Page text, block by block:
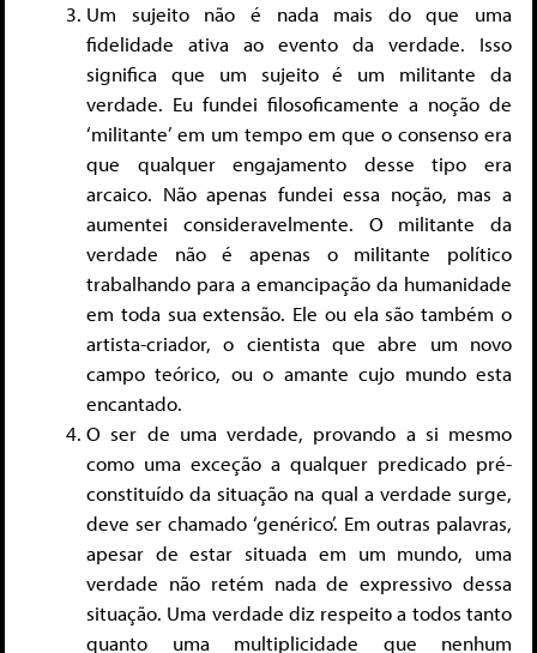
Um sujeito não é nada mais do que uma
fidelidade ativa ao evento da verdade. Isso
significa que um sujeito é um militante da
verdade. Eu fundei filosoficamente a noção de
‘militante’ em um tempo em que o consenso era
que qualquer engajamento desse tipo era
arcaico. Não apenas fundei essa noção, mas a
aumentei consideravelmente. O militante da
verdade não é apenas o militante político
trabalhando para a emancipação da humanidade
em toda sua extensão. Ele ou ela são também o
artista-criador, o cientista que abre um novo
campo teórico, ou o amante cujo mundo esta
encantado.
O ser de uma verdade, provando a si mesmo
como uma exceção a qualquer predicado pré-
constituído da situação na qual a verdade surge,
deve ser chamado ‘genérico’. Em outras palavras,
apesar de estar situada em um mundo, uma
verdade não retém nada de expressivo dessa
situação. Uma verdade diz respeito a todos tanto
quanto uma multiplicidade que nenhum